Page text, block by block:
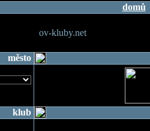
domů
ov-kluby.net
město
klub